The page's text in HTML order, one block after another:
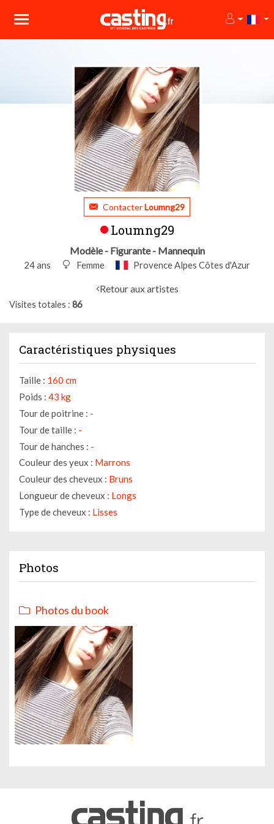
ContacterLoumng29
Loumng29
Modèle - Figurante - Mannequin
24 ans Femme Provence Alpes Côtes d'Azur
Retour aux artistes
Visites totales 86
Caractéristiques physiques
Taille : 160 cm
Poids : 43 kg
Tour de poitrine : -
Tour de taille : -
Tour de hanches : -
Couleur des yeux : Marrons
Couleur des cheveux : Bruns
Longueur de cheveux : Longs
Type de cheveux : Lisses
Photos
Photos du book